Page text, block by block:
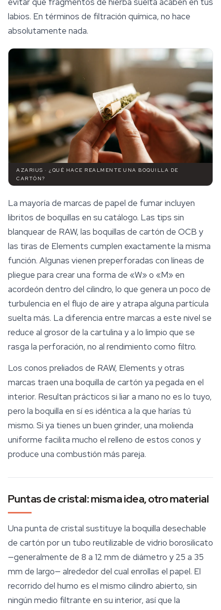
labios. En términos de filtración química, no hace
absolutamente nada.
AZARIUS · ¿QUÉ HACE REALMENTE UNA BOQUILLA DE
CARTÓN?
La mayoría de marcas de papel de fumar incluyen
libritos de boquillas en su catálogo. Las tips sin
blanquearde RAW, las boquillas de cartón de OCB y
las tiras de Elements cumplen exactamente la misma
función. Algunas vienen preperforadas con líneas de
pliegue para crear una forma de «W» o «M» en
acordeón dentro del cilindro, lo que genera un poco de
turbulencia en el flujo de aire y atrapa alguna partícula
suelta más. La diferencia entre marcas a este nivel se
reduce al grosor de la cartulina y a lo limpio que se
rasga la perforación, no al rendimiento como filtro.
Los conos preliados de RAW, Elements y otras
marcas traen una boquilla de cartón ya pegada en el
interior. Resultan prácticos si liar a mano no es lo tuyo,
pero la boquilla en sí es idéntica a la que harías tú
mismo. Si ya tienes un buen grinder, una molienda
uniforme facilita mucho el relleno de estos conos y
produce una combustión más pareja.
Puntas de cristal: misma idea, otro material
Una punta de cristal sustituye la boquilla desechable
de cartón por un tubo reutilizable de vidrio borosilicato
—generalmente de 8 a 12 mm de diámetro y 25 a 35
mm de largo— alrededor del cual enrollas el papel. El
recorrido del humo es el mismo cilindro abierto, sin
ningún medio filtrante en su interior, así que la